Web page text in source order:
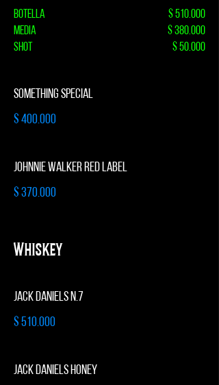
Botella
$ 510.000
Media
$ 380.000
Shot
$ 50.000
SOMETHING SPECIAL
$ 400.000
JOHNNIE WALKER RED LABEL
$ 370.000
Whiskey
JACK DANIELS N.7
$ 510.000
JACK DANIELS HONEY